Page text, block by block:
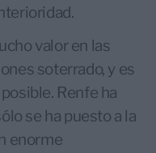
valor en las
soterrado, y es
Renfe ha
se ha puesto a la
enorme